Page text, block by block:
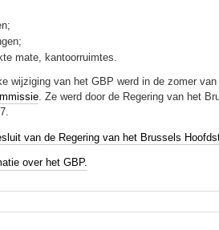
mate, kantoorruimtes.
wijziging van het GBP werd in de zomer
. Ze werd door de Regering van het
van de Regering van het Brussels
over het GBP.